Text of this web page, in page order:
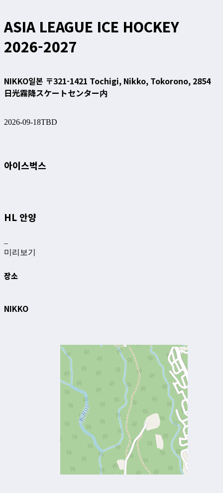
ASIA LEAGUE ICE HOCKEY
2026-2027
NIKKO일본 〒321-1421 Tochigi, Nikko, Tokorono, 2854
日光霧降スケートセンター内
2026-09-18TBD
아이스벅스
HL 안양
–
미리보기
장소
NIKKO